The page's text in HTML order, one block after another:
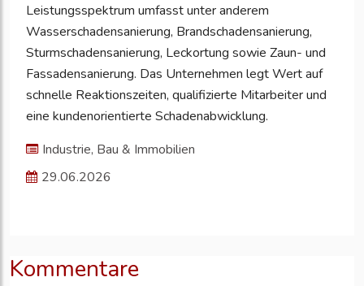
Leistungsspektrum umfasst unter anderem
Wasserschadensanierung, Brandschadensanierung,
Sturmschadensanierung, Leckortung sowie Zaun- und
Fassadensanierung. Das Unternehmen legt Wert auf
schnelle Reaktionszeiten, qualifizierte Mitarbeiter und
eine kundenorientierte Schadenabwicklung.
Industrie, Bau & Immobilien
29.06.2026
Kommentare